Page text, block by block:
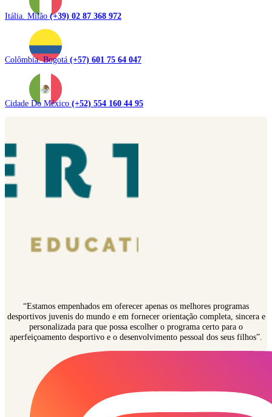
Itália. Milão (+39) 02 87 368 972
Colômbia. Bogotá (+57) 601 75 64 047
Cidade Do México (+52) 554 160 44 95
“Estamos empenhados em oferecer apenas os melhores programas
desportivos juvenis do mundo e em fornecer orientação completa, sincera e
personalizada para que possa escolher o programa certo para o
aperfeiçoamento desportivo e o desenvolvimento pessoal dos seus filhos”.